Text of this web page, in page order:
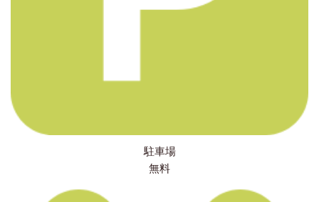
駐車場
無料